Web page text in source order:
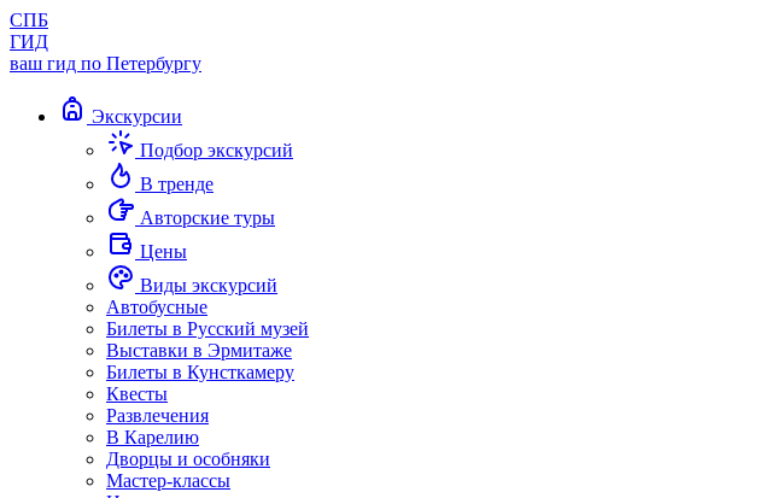
СПБ
ГИД
ваш гид по Петербургу
Экскурсии
Подбор экскурсий
В тренде
Авторские туры
Цены
Виды экскурсий
Автобусные
Билеты в Русский музей
Выставки в Эрмитаже
Билеты в Кунсткамеру
Квесты
Развлечения
В Карелию
Дворцы и особняки
Мастер-классы